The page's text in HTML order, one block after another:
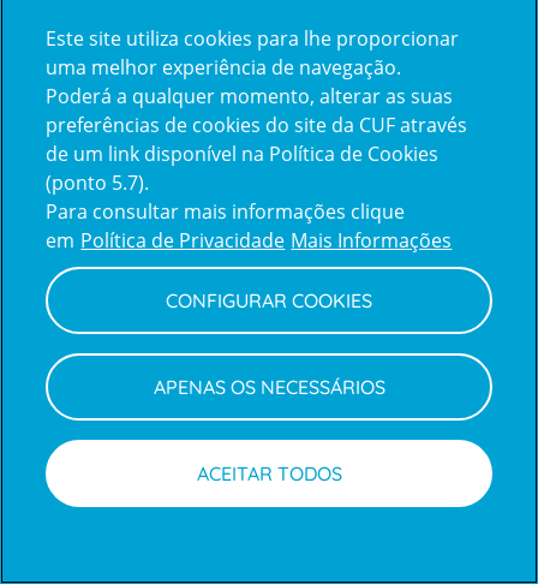
Inicie sessão com a Apple
Centro de Apoio ao Cliente | Política de Privacidade e Cookies
Este site utiliza cookies para lhe proporcionar
uma melhor experiência de navegação.
Poderá a qualquer momento, alterar as suas
preferências de cookies do site da CUF através
de um link disponível na Política de Cookies
(ponto 5.7).
Para consultar mais informações clique
em Política de Privacidade Mais Informações
CONFIGURAR COOKIES
APENAS OS NECESSÁRIOS
ACEITAR TODOS